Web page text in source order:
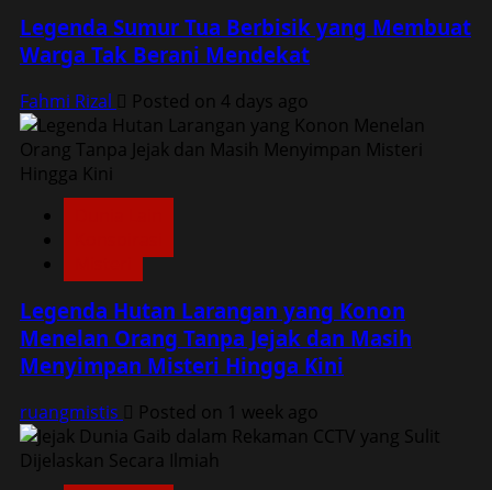
Legenda Sumur Tua Berbisik yang Membuat
Warga Tak Berani Mendekat
Fahmi Rizal Posted on 4 days ago
Legenda Hutan Larangan yang Konon
Menelan Orang Tanpa Jejak dan Masih
Menyimpan Misteri Hingga Kini
ruangmistis Posted on 1 week ago